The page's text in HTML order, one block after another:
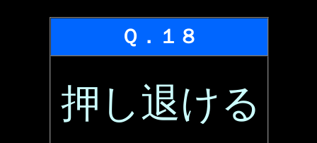
Ｑ．１８
押し退ける